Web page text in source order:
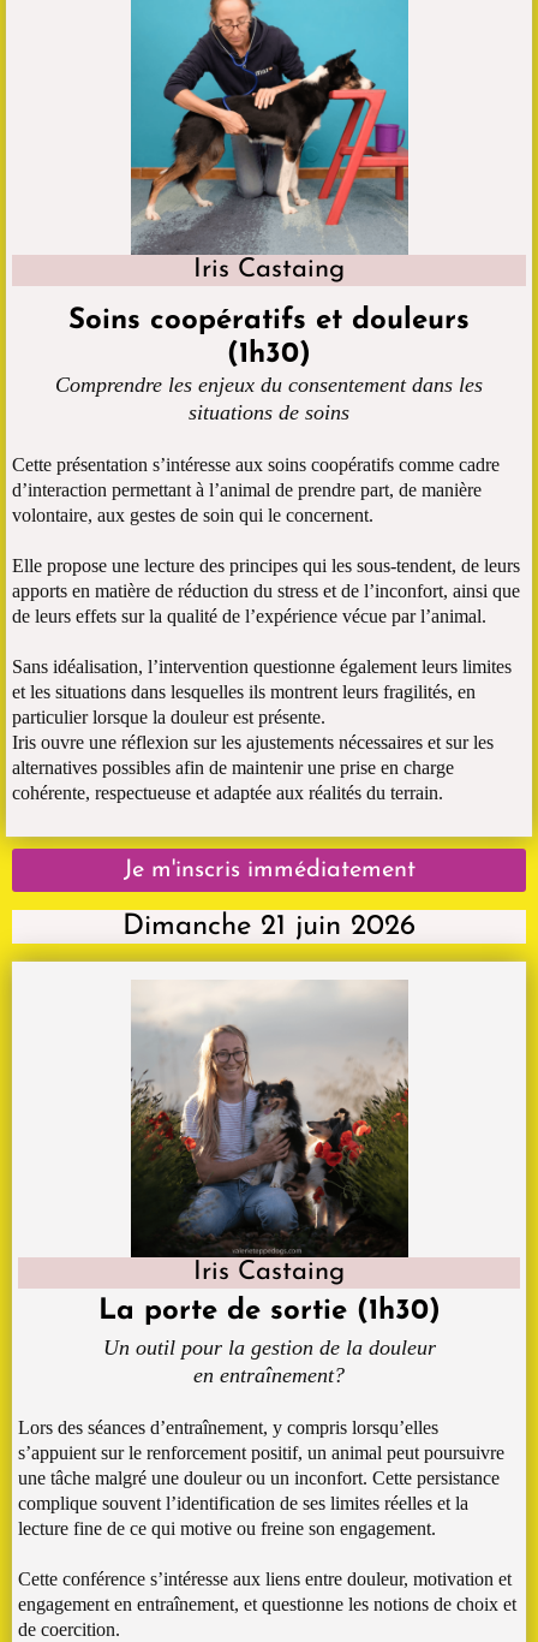
Iris Castaing
Soins coopératifs et douleurs
(1h30)
Comprendre les enjeux du consentement dans les
situations de soins
Cette présentation s’intéresse aux soins coopératifs comme cadre
d’interaction permettant à l’animal de prendre part, de manière
volontaire, aux gestes de soin qui le concernent.
Elle propose une lecture des principes qui les sous-tendent, de leurs
apports en matière de réduction du stress et de l’inconfort, ainsi que
de leurs effets sur la qualité de l’expérience vécue par l’animal.
Sans idéalisation, l’intervention questionne également leurs limites
et les situations dans lesquelles ils montrent leurs fragilités, en
particulier lorsque la douleur est présente.
Iris ouvre une réflexion sur les ajustements nécessaires et sur les
alternatives possibles afin de maintenir une prise en charge
cohérente, respectueuse et adaptée aux réalités du terrain.
Je m'inscris immédiatement
Dimanche 21 juin 2026
Iris Castaing
La porte de sortie (1h30)
Un outil pour la gestion de la douleur
en entraînement?
Lors des séances d’entraînement, y compris lorsqu’elles
s’appuient sur le renforcement positif, un animal peut poursuivre
une tâche malgré une douleur ou un inconfort. Cette persistance
complique souvent l’identification de ses limites réelles et la
lecture fine de ce qui motive ou freine son engagement.
Cette conférence s’intéresse aux liens entre douleur, motivation et
engagement en entraînement, et questionne les notions de choix et
de coercition.